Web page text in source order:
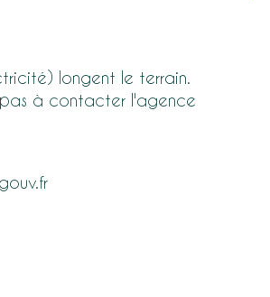
longent le terrain.
pas à contacter l'agence